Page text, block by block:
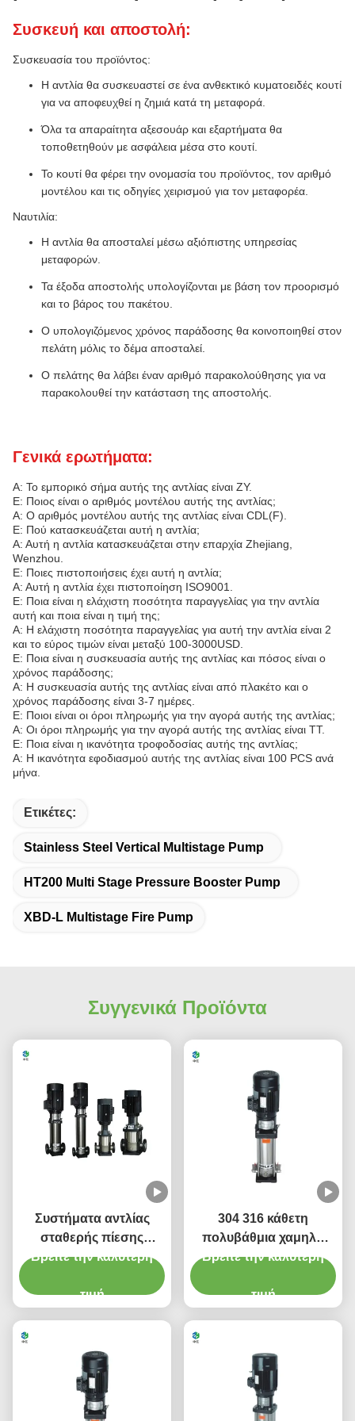
Συσκευή και αποστολή:
Συσκευασία του προϊόντος:
Η αντλία θα συσκευαστεί σε ένα ανθεκτικό κυματοειδές κουτί
για να αποφευχθεί η ζημιά κατά τη μεταφορά.
Όλα τα απαραίτητα αξεσουάρ και εξαρτήματα θα
τοποθετηθούν με ασφάλεια μέσα στο κουτί.
Το κουτί θα φέρει την ονομασία του προϊόντος, τον αριθμό
μοντέλου και τις οδηγίες χειρισμού για τον μεταφορέα.
Ναυτιλία:
Η αντλία θα αποσταλεί μέσω αξιόπιστης υπηρεσίας
μεταφορών.
Τα έξοδα αποστολής υπολογίζονται με βάση τον προορισμό
και το βάρος του πακέτου.
Ο υπολογιζόμενος χρόνος παράδοσης θα κοινοποιηθεί στον
πελάτη μόλις το δέμα αποσταλεί.
Ο πελάτης θα λάβει έναν αριθμό παρακολούθησης για να
παρακολουθεί την κατάσταση της αποστολής.
Γενικά ερωτήματα:
Α: Το εμπορικό σήμα αυτής της αντλίας είναι ZY.
Ε: Ποιος είναι ο αριθμός μοντέλου αυτής της αντλίας;
Α: Ο αριθμός μοντέλου αυτής της αντλίας είναι CDL(F).
Ε: Πού κατασκευάζεται αυτή η αντλία;
Α: Αυτή η αντλία κατασκευάζεται στην επαρχία Zhejiang,
Wenzhou.
Ε: Ποιες πιστοποιήσεις έχει αυτή η αντλία;
Α: Αυτή η αντλία έχει πιστοποίηση ISO9001.
Ε: Ποια είναι η ελάχιστη ποσότητα παραγγελίας για την αντλία
αυτή και ποια είναι η τιμή της;
Α: Η ελάχιστη ποσότητα παραγγελίας για αυτή την αντλία είναι 2
και το εύρος τιμών είναι μεταξύ 100-3000USD.
Ε: Ποια είναι η συσκευασία αυτής της αντλίας και πόσος είναι ο
χρόνος παράδοσης;
Α: Η συσκευασία αυτής της αντλίας είναι από πλακέτο και ο
χρόνος παράδοσης είναι 3-7 ημέρες.
Ε: Ποιοι είναι οι όροι πληρωμής για την αγορά αυτής της αντλίας;
Α: Οι όροι πληρωμής για την αγορά αυτής της αντλίας είναι TT.
Ε: Ποια είναι η ικανότητα τροφοδοσίας αυτής της αντλίας;
Α: Η ικανότητα εφοδιασμού αυτής της αντλίας είναι 100 PCS ανά
μήνα.
Ετικέτες:
Stainless Steel Vertical Multistage Pump
HT200 Multi Stage Pressure Booster Pump
XBD-L Multistage Fire Pump
Συγγενικά Προϊόντα
Συστήματα αντλίας
σταθερής πίεσης
CDL/CDLF
Βρείτε την καλύτερη
τιμή
304 316 κάθετη
πολυβάθμια χαμηλή
πίεση φυγοκεντρικών
Βρείτε την καλύτερη
τιμή